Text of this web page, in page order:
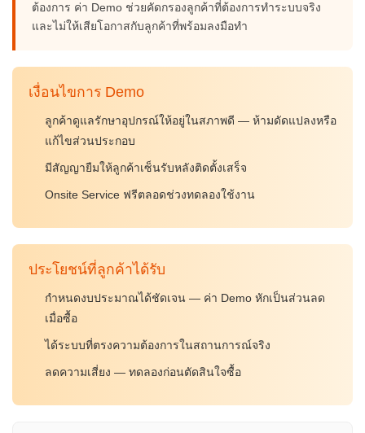
ต้องการ ค่า Demo ช่วยคัดกรองลูกค้าที่ต้องการทำระบบจริง
และไม่ให้เสียโอกาสกับลูกค้าที่พร้อมลงมือทำ
เงื่อนไขการ Demo
ลูกค้าดูแลรักษาอุปกรณ์ให้อยู่ในสภาพดี — ห้ามดัดแปลงหรือ
แก้ไขส่วนประกอบ
มีสัญญายืมให้ลูกค้าเซ็นรับหลังติดตั้งเสร็จ
Onsite Service ฟรีตลอดช่วงทดลองใช้งาน
ประโยชน์ที่ลูกค้าได้รับ
กำหนดงบประมาณได้ชัดเจน — ค่า Demo หักเป็นส่วนลด
เมื่อซื้อ
ได้ระบบที่ตรงความต้องการในสถานการณ์จริง
ลดความเสี่ยง — ทดลองก่อนตัดสินใจซื้อ